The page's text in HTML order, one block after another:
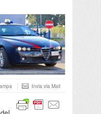
Invia via Mail